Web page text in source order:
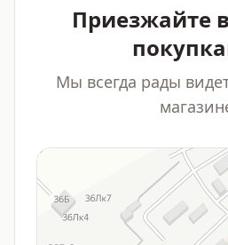
Приезжайте
Мы всегда рады